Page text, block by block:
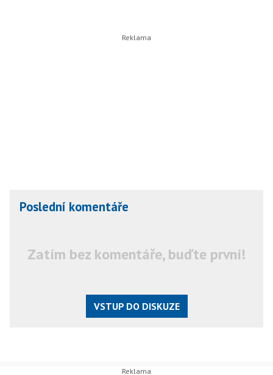
Poslední komentáře
Zatím bez komentáře, buďte první!
VSTUP DO DISKUZE